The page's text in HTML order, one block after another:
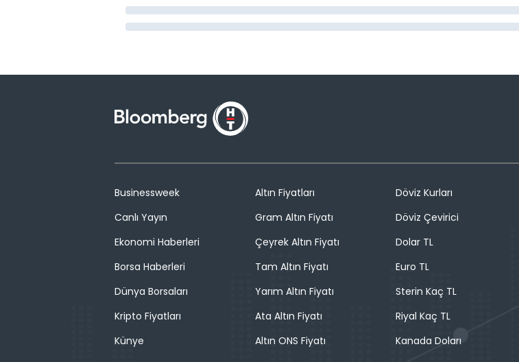
Businessweek
Canlı Yayın
Ekonomi Haberleri
Borsa Haberleri
Dünya Borsaları
Kripto Fiyatları
Künye
Altın Fiyatları
Gram Altın Fiyatı
Çeyrek Altın Fiyatı
Tam Altın Fiyatı
Yarım Altın Fiyatı
Ata Altın Fiyatı
Altın ONS Fiyatı
Döviz Kurları
Döviz Çevirici
Dolar TL
Euro TL
Sterin Kaç TL
Riyal Kaç TL
Kanada Doları